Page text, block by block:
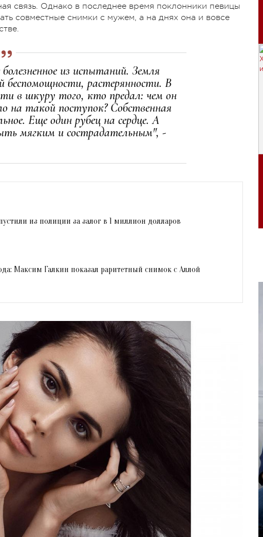
связь. Однако в последнее время поклонники певицы
совместные снимки с мужем, а на днях она и вовсе
из испытаний. Земля
беспомощности, растерянности. В
в шкуру того, кто предал: чем он
на такой поступок? Собственная
Еще один рубец на сердце. А
мягким и сострадательным", -
из полиции за залог в 1 миллион долларов
Максим Галкин показал раритетный снимок с Аллой